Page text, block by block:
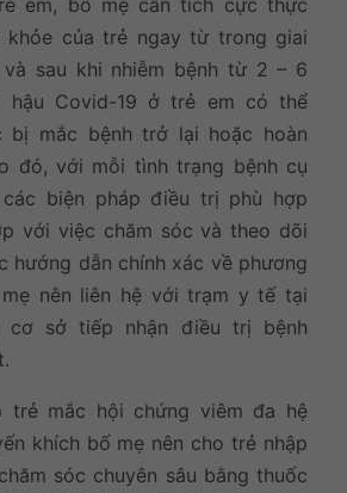
khỏe của trẻ ngay từ trong giai
và sau khi nhiễm bệnh từ 2 – 6
hậu Covid-19 ở trẻ em có thể
mắc bệnh trở lại hoặc hoàn
đó, với mỗi tình trạng bệnh cụ
biện pháp điều trị phù hợp
với việc chăm sóc và theo dõi
hướng dẫn chính xác về phương
nên liên hệ với trạm y tế tại
cơ sở tiếp nhận điều trị bệnh
trẻ mắc hội chứng viêm đa hệ
khích bố mẹ nên cho trẻ nhập
sóc chuyên sâu bằng thuốc